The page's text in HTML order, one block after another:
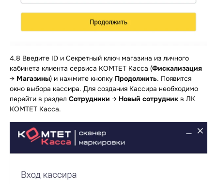
4.8 Введите ID и Секретный ключ магазина из личного
кабинета клиента сервиса КОМТЕТ Касса (Фискализация
→ Магазины) и нажмите кнопку Продолжить. Появится
окно выбора кассира. Для создания Кассира необходимо
перейти в раздел Сотрудники → Новый сотрудник в ЛК
КОМТЕТ Касса.